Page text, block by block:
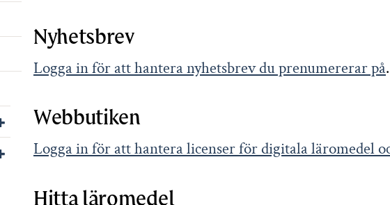
Visa/dölj undersidor till För leverantörer
Visa/dölj undersidor till Kontakta oss
Nyhetsbrev
Logga in för att hantera nyhetsbrev du prenumererar på.
Webbutiken
Logga in för att hantera licenser för digitala läromedel
Hitta läromedel